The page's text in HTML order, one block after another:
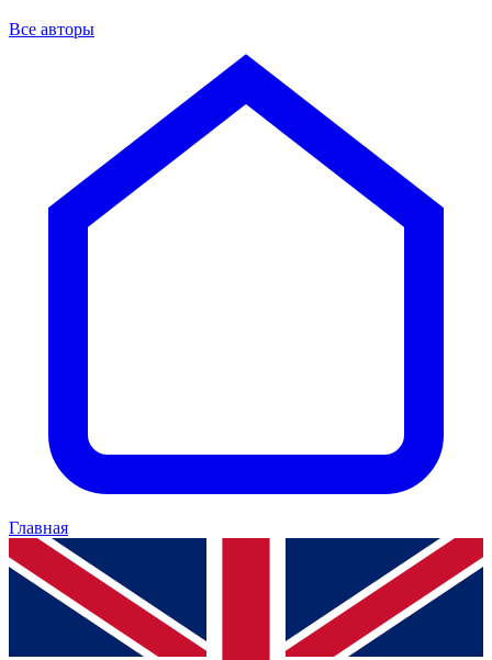
Все авторы
Главная